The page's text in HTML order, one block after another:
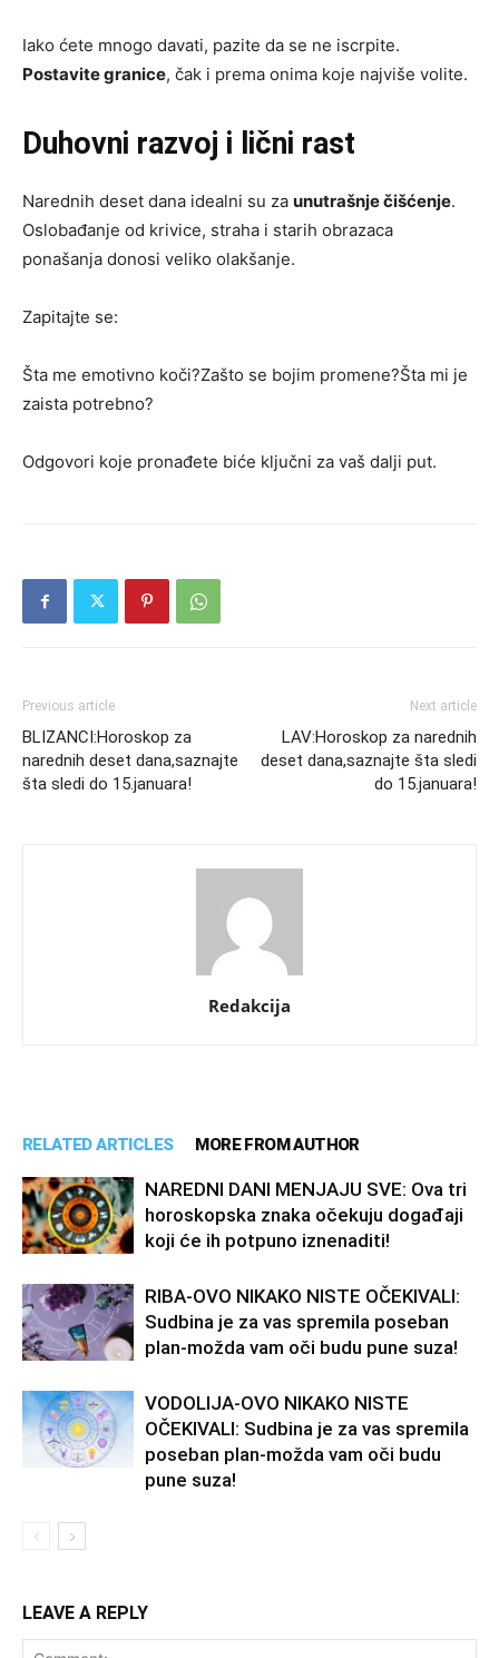
Iako ćete mnogo davati, pazite da se ne iscrpite.
Postavite granice, čak i prema onima koje najviše volite.
Duhovni razvoj i lični rast
Narednih deset dana idealni su za unutrašnje čišćenje.
Oslobađanje od krivice, straha i starih obrazaca
ponašanja donosi veliko olakšanje.
Zapitajte se:
Šta me emotivno koči?Zašto se bojim promene?Šta mi je
zaista potrebno?
Odgovori koje pronađete biće ključni za vaš dalji put.
Previous article
BLIZANCI:Horoskop za
narednih deset dana,saznajte
šta sledi do 15.januara!
Next article
LAV:Horoskop za narednih
deset dana,saznajte šta sledi
do 15.januara!
Redakcija
RELATED ARTICLES MORE FROM AUTHOR
NAREDNI DANI MENJAJU SVE: Ova tri
horoskopska znaka očekuju događaji
koji će ih potpuno iznenaditi!
RIBA-OVO NIKAKO NISTE OČEKIVALI:
Sudbina je za vas spremila poseban
plan-možda vam oči budu pune suza!
VODOLIJA-OVO NIKAKO NISTE
OČEKIVALI: Sudbina je za vas spremila
poseban plan-možda vam oči budu
pune suza!
LEAVE A REPLY